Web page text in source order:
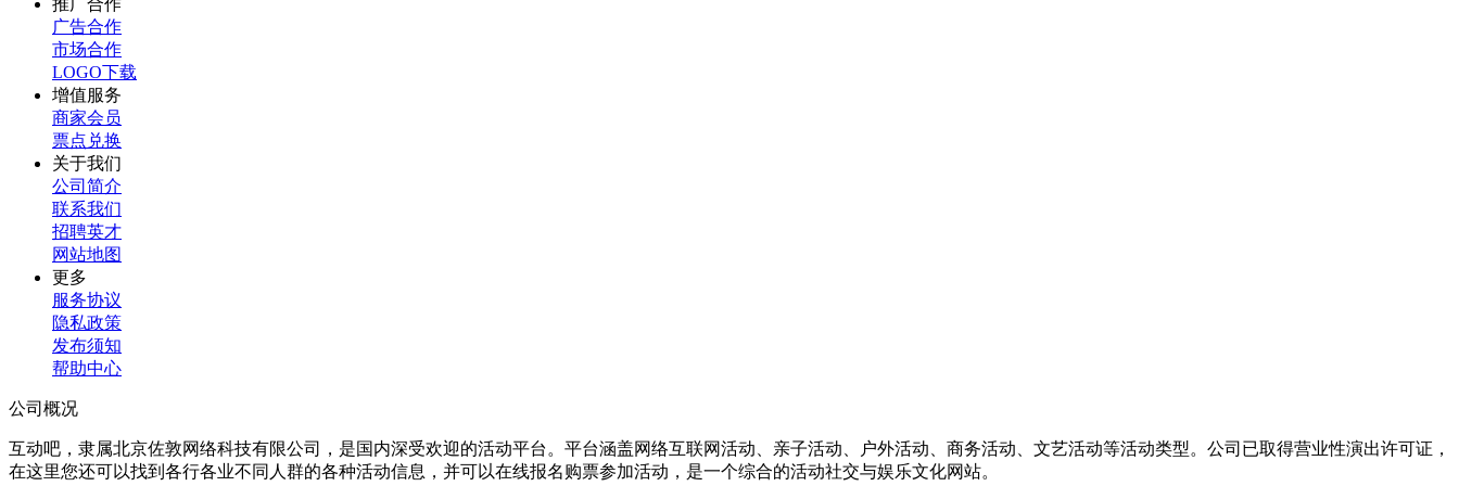
推广合作
广告合作
市场合作
LOGO下载
增值服务
商家会员
票点兑换
关于我们
公司简介
联系我们
招聘英才
网站地图
更多
服务协议
隐私政策
发布须知
帮助中心
公司概况
互动吧，隶属北京佐敦网络科技有限公司，是国内深受欢迎的活动平台。平台涵盖网络互联网活动、亲子活动、户外活动、商务活动、文艺活动等活动类型。公司已取得营业性演出许可证，
在这里您还可以找到各行各业不同人群的各种活动信息，并可以在线报名购票参加活动，是一个综合的活动社交与娱乐文化网站。